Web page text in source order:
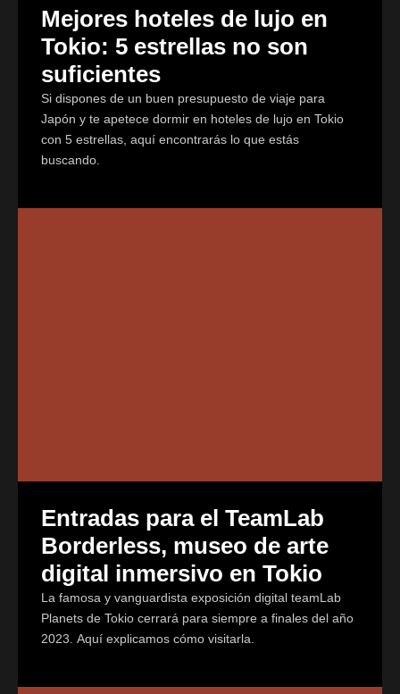
Mejores hoteles de lujo en
Tokio: 5 estrellas no son
suficientes
Si dispones de un buen presupuesto de viaje para
Japón y te apetece dormir en hoteles de lujo en Tokio
con 5 estrellas, aquí encontrarás lo que estás
buscando.
Entradas para el TeamLab
Borderless, museo de arte
digital inmersivo en Tokio
La famosa y vanguardista exposición digital teamLab
Planets de Tokio cerrará para siempre a finales del año
2023. Aquí explicamos cómo visitarla.